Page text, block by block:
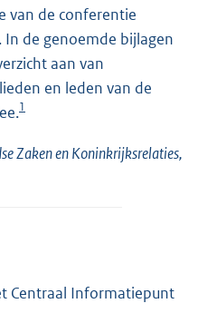
van de conferentie
de genoemde bijlagen
aan van
en leden van de
1
Zaken en Koninkrijksrelaties,
Centraal Informatiepunt